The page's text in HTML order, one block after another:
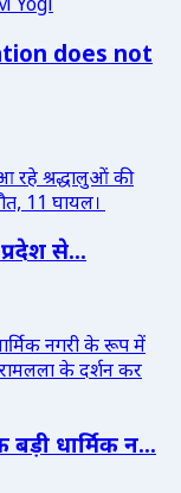
does not
से...
धार्मिक न...